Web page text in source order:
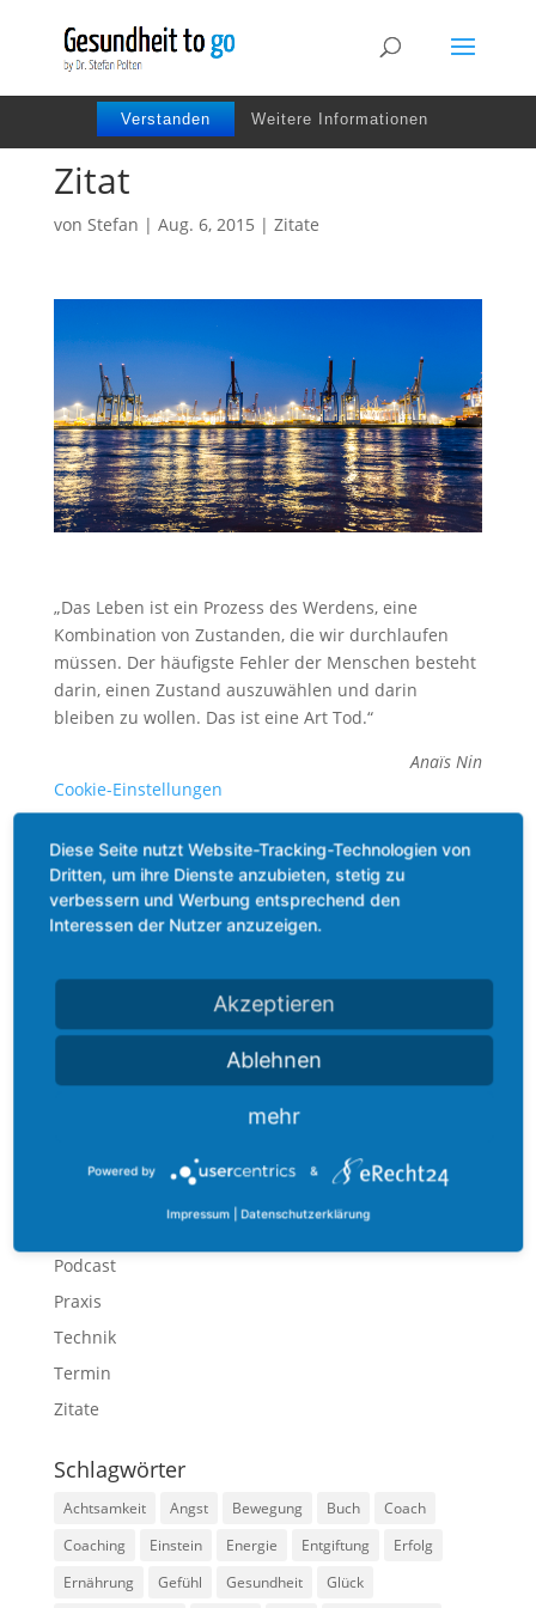
Wir benutzen Cookies um die Nutzerfreundlichkeit
der Webseite zu verbessen. Durch Deinen Besuch
Verstanden Weitere Informationen
Zitat
von Stefan | Aug. 6, 2015 | Zitate
„Das Leben ist ein Prozess des Werdens, eine
Kombination von Zustanden, die wir durchlaufen
müssen. Der häufigste Fehler der Menschen besteht
darin, einen Zustand auszuwählen und darin
bleiben zu wollen. Das ist eine Art Tod.“
Anaïs Nin
Cookie-Einstellungen
Kategorien
Bewegung
Podcast
Praxis
Technik
Termin
Zitate
Schlagwörter
Achtsamkeit Angst Bewegung Buch
Coach
Coaching
Einstein Energie Entgiftung
Erfolg
Ernährung
Gefühl Gesundheit Glück
Diese Seite nutzt Website-Tracking-Technologien von
Dritten, um ihre Dienste anzubieten, stetig zu
verbessern und Werbung entsprechend den
Interessen der Nutzer anzuzeigen.
Akzeptieren
Ablehnen
mehr
Powered by &
Impressum Datenschutzerklärung